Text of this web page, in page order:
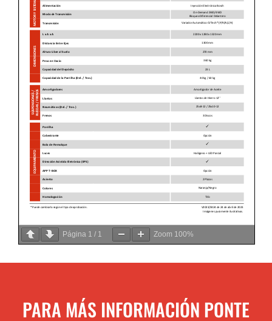
Página 1 / 1 Zoom 100%
PARA MÁS INFORMACIÓN PONTE